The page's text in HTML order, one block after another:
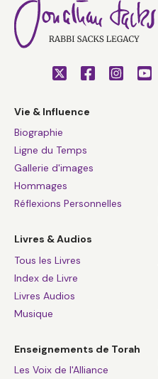
Vie & Influence
Biographie
Ligne du Temps
Gallerie d'images
Hommages
Réflexions Personnelles
Livres & Audios
Tous les Livres
Index de Livre
Livres Audios
Musique
Enseignements de Torah
Les Voix de l'Alliance